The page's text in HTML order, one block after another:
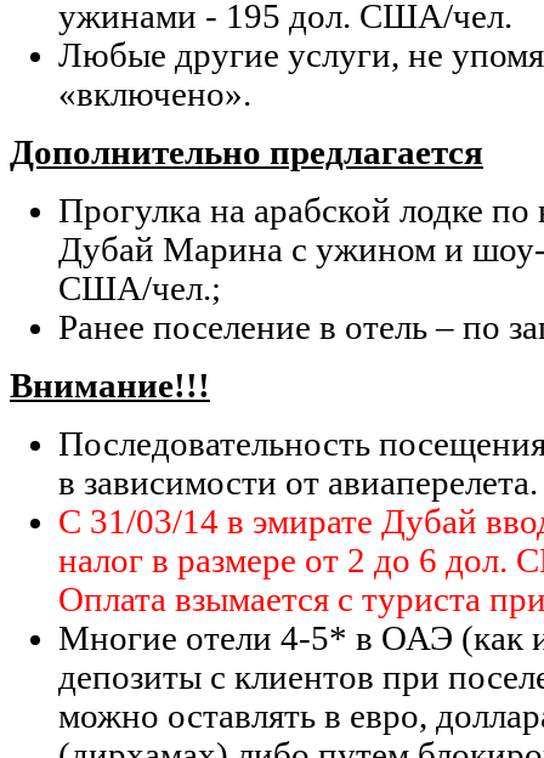
ужинами - 195 дол. США/чел.
Любые другие услуги, не
«включено».
Дополнительно предлагается
Прогулка на арабской лодке по
Дубай Марина с ужином и
США/чел.;
Ранее поселение в отель – по
Внимание!!!
Последовательность
в зависимости от авиаперелета.
C 31/03/14 в эмирате Дубай
налог в размере от 2 до 6
Оплата взымается с туриста
Многие отели 4-5* в ОАЭ (как
депозиты с клиентов при
можно оставлять в евро,